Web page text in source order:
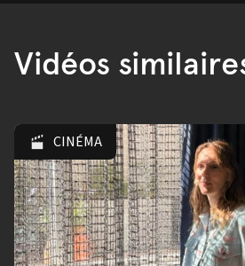
Vidéos
CINÉMA